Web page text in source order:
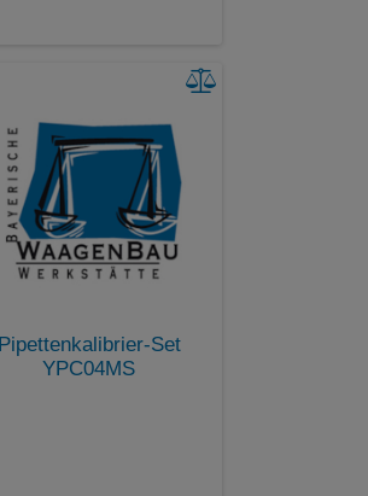
Pipettenkalibrier-Set
YPC04MS